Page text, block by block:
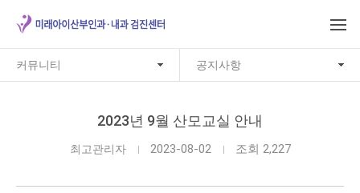
커뮤니티 공지사항
2023년 9월 산모교실 안내
최고관리자 2023-08-02 조회 2,227